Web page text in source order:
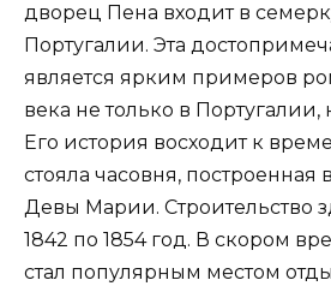
дворец Пена входит в
Португалии. Эта
является ярким примеров
века не только в Португалии,
Его история восходит к
стояла часовня, построенная
Девы Марии. Строительство
1842 по 1854 год. В скором
стал популярным местом